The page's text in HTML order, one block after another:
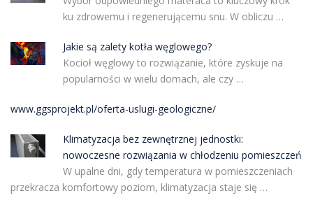
ku zdrowemu i regenerującemu snu. W obliczu …
Jakie są zalety kotła węglowego?
Kocioł węglowy to rozwiązanie, które zyskuje na
popularności w wielu domach, ale czy …
www.ggsprojekt.pl/oferta-uslugi-geologiczne/
Klimatyzacja bez zewnętrznej jednostki:
nowoczesne rozwiązania w chłodzeniu pomieszczeń
W upalne dni, gdy temperatura w pomieszczeniach
przekracza komfortowy poziom, klimatyzacja staje się …